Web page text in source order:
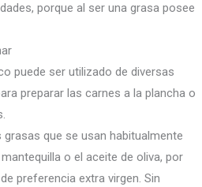
porque al ser una grasa posee
puede ser utilizado de diversas
preparar las carnes a la plancha o
que se usan habitualmente
o el aceite de oliva, por
preferencia extra virgen. Sin